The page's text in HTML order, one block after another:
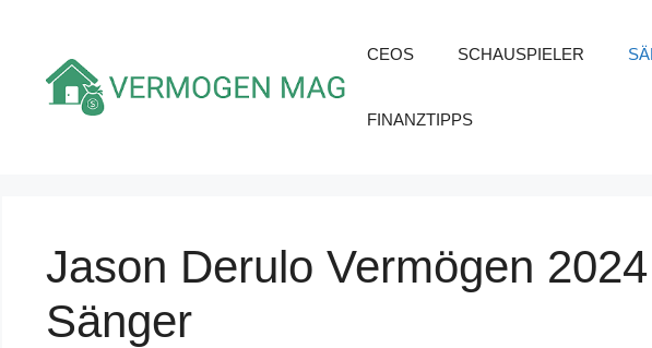
springen
CEOS SCHAUSPIELER
FINANZTIPPS
Jason Derulo Vermögen
Sänger